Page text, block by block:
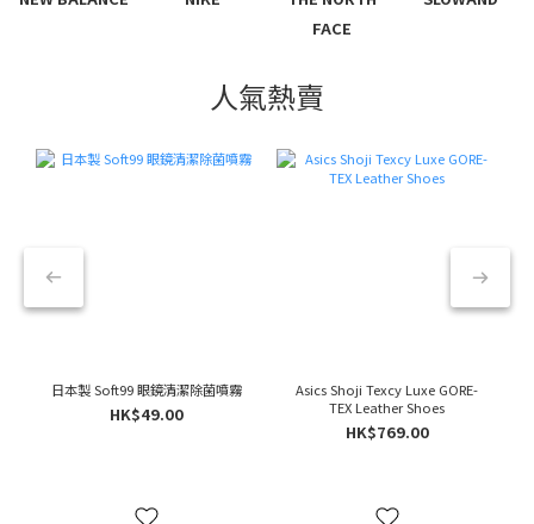
FACE
人氣熱賣
日本製 Soft99 眼鏡清潔除菌噴霧
HK$49.00
Asics Shoji Texcy Luxe GORE-
TEX Leather Shoes
HK$769.00